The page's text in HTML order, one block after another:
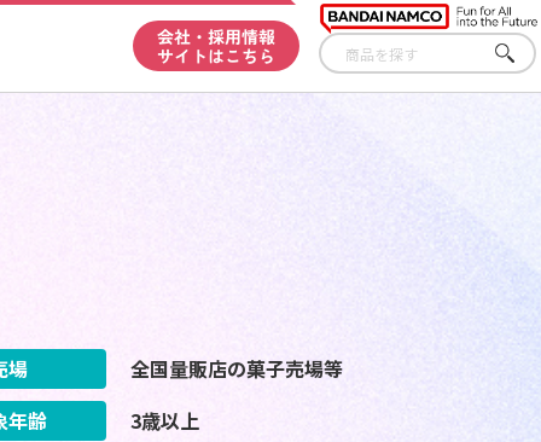
会社・採用情報
サイトはこちら
さが
す
場
全国量販店の菓子売場等
年齢
3歳以上